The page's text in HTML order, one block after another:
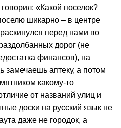
«Какой поселок?
шикарно – в центре
перед нами во
дорог (не
финансов), на
замечаешь аптеку, а потом
какому-то
от названий улиц и
доски на русский язык не
даже не городок, а